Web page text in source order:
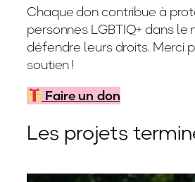
Chaque don contribue à
personnes LGBTIQ+ dans le
défendre leurs droits. Merci
soutien !
Faire un don
Les projets